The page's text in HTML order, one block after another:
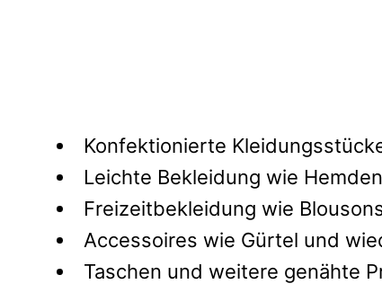
Konfektionierte
Leichte Bekleidung wie
Freizeitbekleidung wie
Accessoires wie Gürtel und
Taschen und weitere genähte